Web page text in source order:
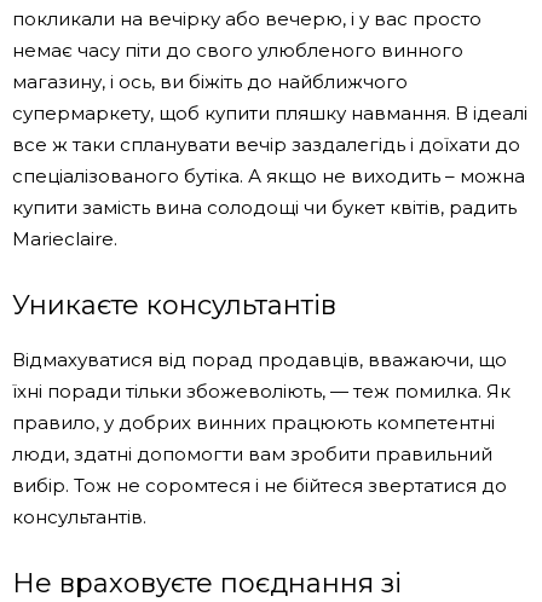
покликали на вечірку або вечерю, і у вас просто
немає часу піти до свого улюбленого винного
магазину, і ось, ви біжіть до найближчого
супермаркету, щоб купити пляшку навмання. В ідеалі
все ж таки спланувати вечір заздалегідь і доїхати до
спеціалізованого бутіка. А якщо не виходить – можна
купити замість вина солодощі чи букет квітів, радить
Marieclaire.
Уникаєте консультантів
Відмахуватися від порад продавців, вважаючи, що
їхні поради тільки збожеволіють, — теж помилка. Як
правило, у добрих винних працюють компетентні
люди, здатні допомогти вам зробити правильний
вибір. Тож не соромтеся і не бійтеся звертатися до
консультантів.
Не враховуєте поєднання зі